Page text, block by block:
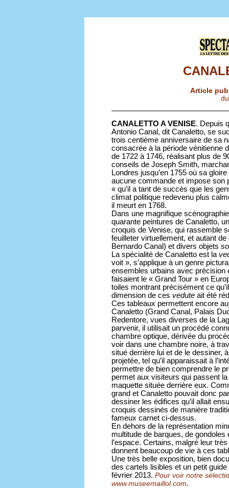
Article
CANALETTO A VENISE. Depuis
Antonio Canal, dit Canaletto, se
trois centième anniversaire de sa
consacrée à la période vénitienne
de 1722 à 1746, réalisant plus de
conseils de Joseph Smith,
Londres jusqu’en 1755 où sa
aucune commande et impose son
« qu’il a tant de succès que les
climat politique redevenu plus
il meurt en 1768.
Dans une magnifique
quarante peintures de Canaletto,
croquis de Venise, qui rassemble
feuilleter virtuellement, et autant
Bernardo Canal) et divers objets
La spécialité de Canaletto est la
voit », s’applique à un genre
ensembles urbains avec précision
faisaient le « Grand Tour » en
toiles montrant précisément ce
dimension de ces vedute ait été
Ces tableaux permettent encore
Canaletto (Grand Canal, Palais
Redentore, vues diverses de la
parvenir, il utilisait un procédé
chambre optique, dérivée du
voir dans une chambre noire, à
situé derrière lui et de le dessiner,
projetée, tel qu’il apparaissait à
permettre de bien comprendre le
permet aux visiteurs qui passent
maquette située derrière eux.
grand et Canaletto pouvait donc
dessiner les édifices qu’il allait
croquis dessinés de manière
fameux carnet ci-dessus.
En dehors de la représentation
multitude de barques, de
l’espace. Certains, malgré leur
donnent beaucoup de vie à ces
Une très belle exposition, bien
des cartels lisibles et un petit
février 2013. Pour voir notre
www.museemaillol.com.